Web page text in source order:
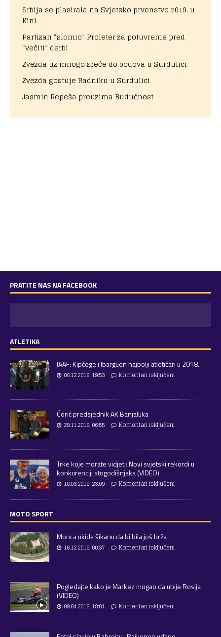
Srbija se plasirala na Svjetsko prvenstvo 2019. u
Kini
Partizan “slomio” Proleter za poluvreme pred
“večiti” derbi
Zvezda uz mnogo sreće do bodova u Surdulici
Zvezda gostuje Radniku u Surdulici
Jasmin Repeša preuzima Budućnost
PRATITE NAS NA FACEBOOK
ATLETIKA
IAAF: Kipčoge i Ibarguen najbolji atletičari u 2018.
06.12.2018. 19:53 Komentari isključeni
Ćorić predsjednik AK Banjaluka
29.11.2018. 06:55 Komentari isključeni
Trke koje morate vidjeti: Novi svjetski rekordi u
konkurenciji stogodišnjaka (VIDEO)
18.03.2018. 23:09 Komentari isključeni
MOTO SPORT
Monca ukida šikanu da bi bila još brža
16.12.2018. 00:37 Komentari isključeni
Pogledajte kako je Markez mogao da ubije Rosija
(VIDEO)
09.04.2018. 18:01 Komentari isključeni